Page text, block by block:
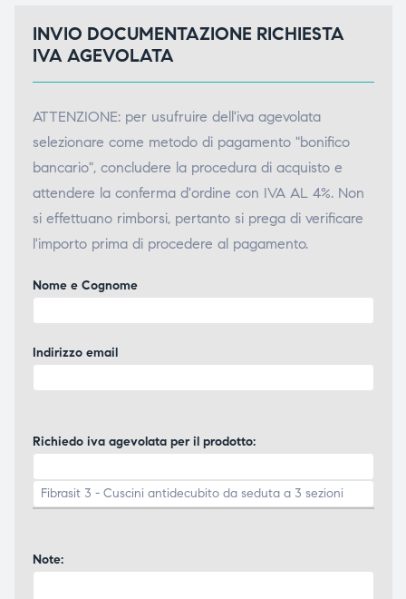
INVIO DOCUMENTAZIONE RICHIESTA
IVA AGEVOLATA
ATTENZIONE: per usufruire dell'iva agevolata
selezionare come metodo di pagamento "bonifico
bancario", concludere la procedura di acquisto e
attendere la conferma d'ordine con IVA AL 4%. Non
si effettuano rimborsi, pertanto si prega di verificare
l'importo prima di procedere al pagamento.
Nome e Cognome
Indirizzo email
Richiedo iva agevolata per il prodotto:
Note: